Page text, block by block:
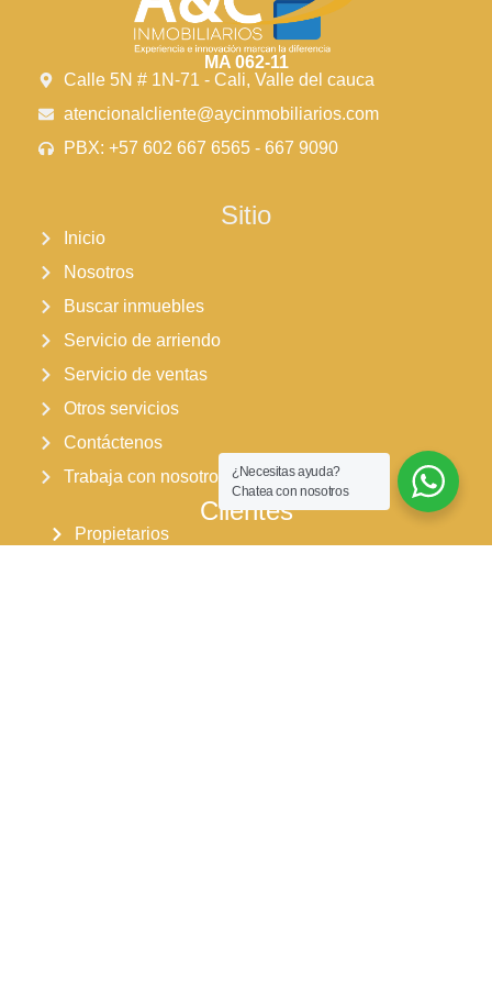
MA 062-11
Calle 5N # 1N-71 - Cali, Valle del cauca
atencionalcliente@aycinmobiliarios.com
PBX: +57 602 667 6565 - 667 9090
Sitio
Inicio
Nosotros
Buscar inmuebles
Servicio de arriendo
Servicio de ventas
Otros servicios
Contáctenos
Trabaja con nosotros
Clientes
Propietarios
¿Necesitas ayuda?
Chatea con nosotros